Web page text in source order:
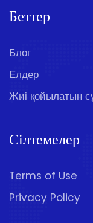
Беттер
Блог
Елдер
Жиі қойылатын
Сілтемелер
Terms of Use
Privacy Policy